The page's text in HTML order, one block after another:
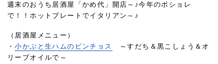
週末のおうち居酒屋「かめ代」開店～♪今年のボショレ
で！！ホットプレートでイタリアン～♪
（居酒屋メニュー）
・小かぶと生ハムのピンチョス
～すだち＆黒こしょう＆オ
リーブオイルで～